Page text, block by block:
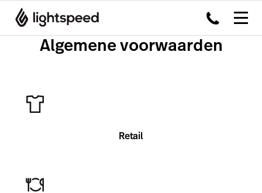
Algemene voorwaarden
Retail